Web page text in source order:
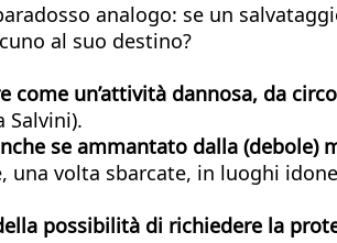
analogo: se un
al suo destino?
un’attività dannosa, da
Salvini).
se ammantato dalla
volta sbarcate, in luoghi
possibilità di richiedere la